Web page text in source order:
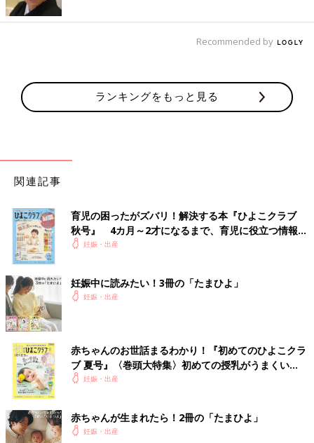
Recommended by
ランキングをもっと見る
関連記事
育児の困ったがズバリ！解決する本『ひよこクラブ
秋号』 4カ月～2才になるまで、育児に役立つ情報が
いっぱい！
妊娠・出産
妊娠中に読みたい！3冊の「たまひよ」
妊娠・出産
赤ちゃんのお世話まるわかり！『初めてのひよこクラ
ブ 夏号』〈巻頭大特集〉初めての授乳がうまくい
く！ おっぱい・ミルクの基本と夏のトラブル 解決テ
妊娠・出産
赤ちゃんが生まれたら！2冊の「たまひよ」
妊娠・出産